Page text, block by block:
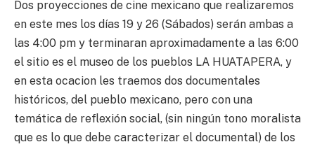
Dos proyecciones de cine mexicano que realizaremos
en este mes los días 19 y 26 (Sábados) serán ambas a
las 4:00 pm y terminaran aproximadamente a las 6:00
el sitio es el museo de los pueblos LA HUATAPERA, y
en esta ocacion les traemos dos documentales
históricos, del pueblo mexicano, pero con una
temática de reflexión social, (sin ningún tono moralista
que es lo que debe caracterizar el documental) de los